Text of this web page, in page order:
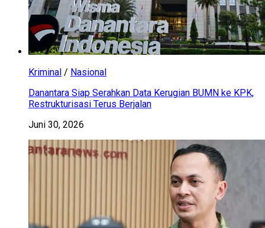
Kriminal / Nasional
Danantara Siap Serahkan Data Kerugian BUMN ke KPK,
Restrukturisasi Terus Berjalan
Juni 30, 2026